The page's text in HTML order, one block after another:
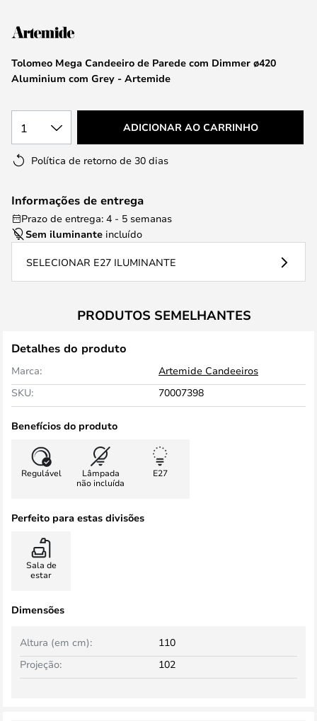
Galeria
imagens
Tolomeo Mega Candeeiro de Parede com Dimmer ø420
Aluminium com Grey - Artemide
1 ADICIONAR AO CARRINHO
Política de retorno de 30 dias
Informações de entrega
Prazo de entrega: 4 - 5 semanas
Sem iluminante incluído
SELECIONAR E27 ILUMINANTE
PRODUTOS SEMELHANTES
Detalhes do produto
Marca:
Artemide Candeeiros
SKU:
70007398
Benefícios do produto
Regulável
Lâmpada
não incluída
E27
Perfeito para estas divisões
Sala de
estar
Dimensões
Altura (em cm):
110
Projeção:
102